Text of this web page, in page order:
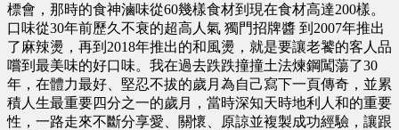
標會，那時的食神滷味從60幾樣食材到現在食材高達200樣。
口味從30年前歷久不衰的超高人氣 獨門招牌醬 到2007年推出
了麻辣燙，再到2018年推出的和風燙，就是要讓老饕的客人品
嚐到最美味的好口味。我在過去跌跌撞撞土法煉鋼闖蕩了30
年，在體力最好、堅忍不拔的歲月為自己寫下一頁傳奇，並累
積人生最重要四分之一的歲月，當時深知天時地利人和的重要
性，一路走來不斷分享愛、關懷、原諒並複製成功經驗，讓跟